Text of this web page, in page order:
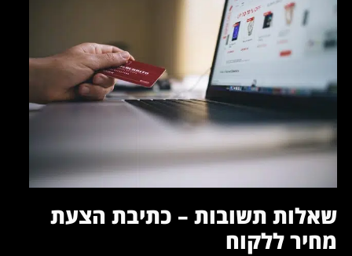
שאלות תשובות – כתיבת הצעת
מחיר ללקוח